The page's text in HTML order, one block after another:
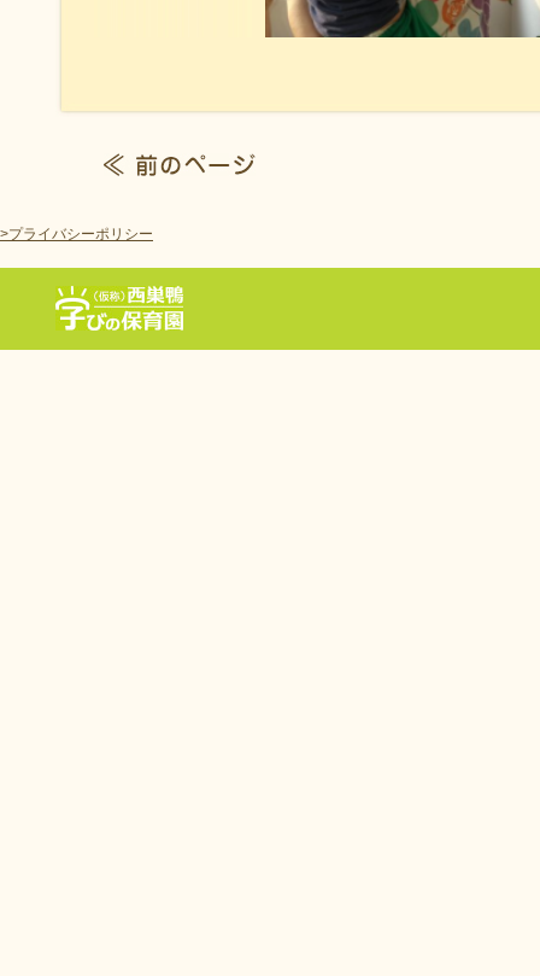
>プライバシーポリシー